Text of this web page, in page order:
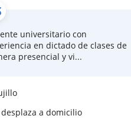
universitario con
en dictado de clases de
presencial y vi...
desplaza a domicilio